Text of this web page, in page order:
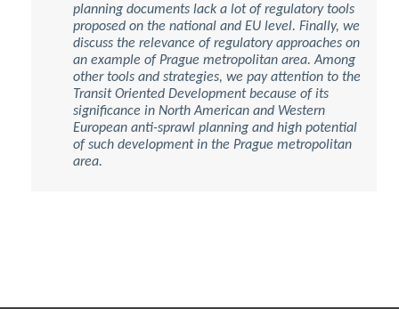
planning documents lack a lot of regulatory tools
proposed on the national and EU level. Finally, we
discuss the relevance of regulatory approaches on
an example of Prague metropolitan area. Among
other tools and strategies, we pay attention to the
Transit Oriented Development because of its
significance in North American and Western
European anti-sprawl planning and high potential
of such development in the Prague metropolitan
area.